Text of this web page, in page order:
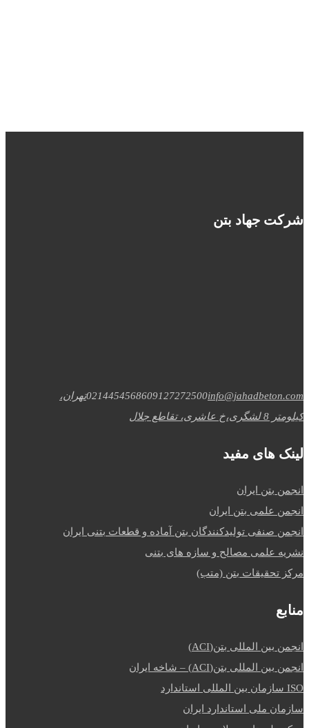
شرکت جهاد بتن
0214454568609127272500info@jahadbeton.com
تهران،
کیلومتر 8 لشگری،خ عاشری، تقاطع جلال
لینک های مفید
انجمن بتن ایران
انجمن علمی بتن ایران
انجمن صنفی تولیدکنندگان بتن آماده و قطعات بتنی ایران
نشریه علمی مصالح و سازه های بتنی
مرکز تحقیقات بتن (متب)
منابع
انجمن بین المللی بتن(ACI)
انجمن بین المللی بتن(ACI) – شاخه ایران
ISO سازمان بین المللی استاندارد
سازمان ملی استاندارد ایران